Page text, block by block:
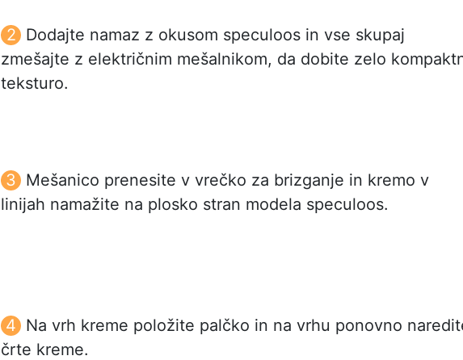
Dodajte namaz z okusom speculoos in vse skupaj
zmešajte z električnim mešalnikom, da dobite zelo
teksturo.
Mešanico prenesite v vrečko za brizganje in kremo v
linijah namažite na plosko stran modela speculoos.
Na vrh kreme položite palčko in na vrhu ponovno
črte kreme.